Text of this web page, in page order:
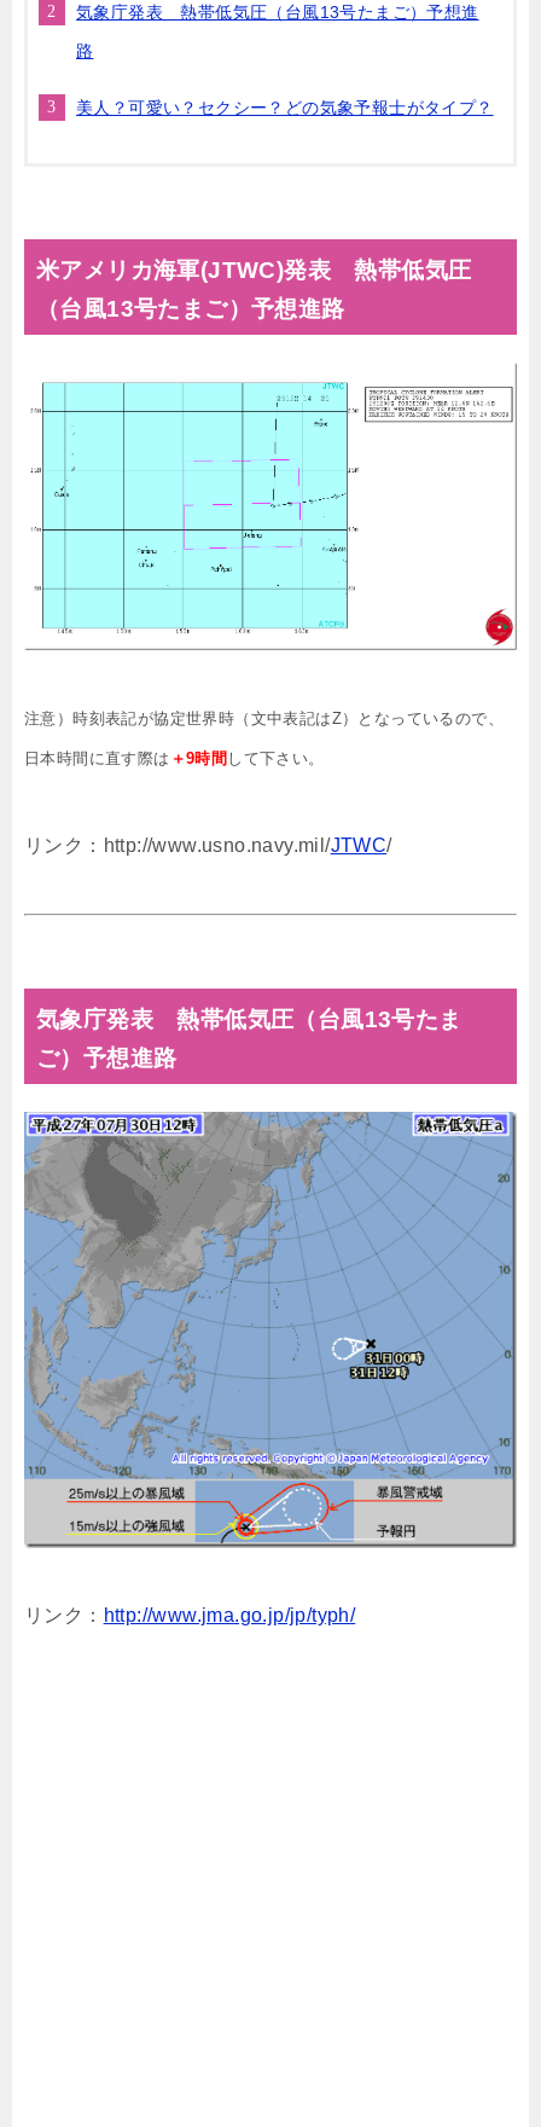
気象庁発表 熱帯低気圧（台風13号たまご）予想進
路
美人？可愛い？セクシー？どの気象予報士がタイプ？
米アメリカ海軍(JTWC)発表 熱帯低気圧
（台風13号たまご）予想進路
注意）時刻表記が協定世界時（文中表記はZ）となっているので、
日本時間に直す際は ＋9時間 して下さい。
リンク：http://www.usno.navy.mil/JTWC/
気象庁発表 熱帯低気圧（台風13号たま
ご）予想進路
リンク： http://www.jma.go.jp/jp/typh/